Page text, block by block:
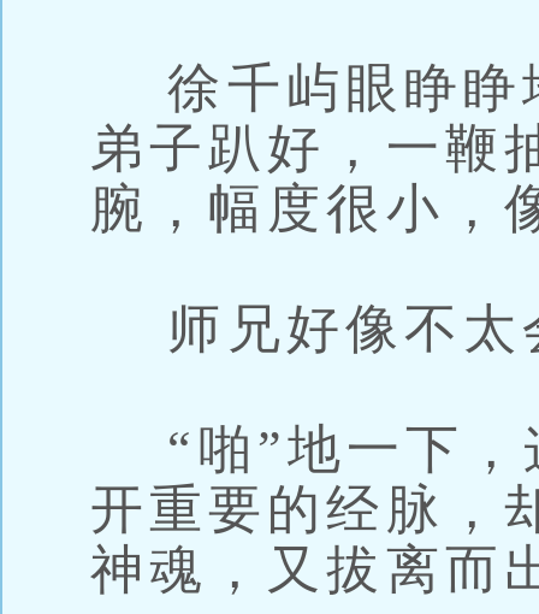
徐千屿眼睁睁
弟子趴好，一鞭
腕，幅度很小，
师兄好像不太
“啪”地一下，
开重要的经脉，
神魂，又拔离而